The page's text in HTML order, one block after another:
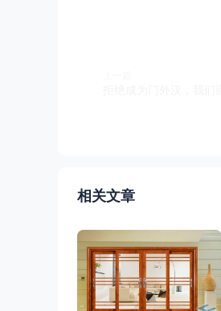
相关文章